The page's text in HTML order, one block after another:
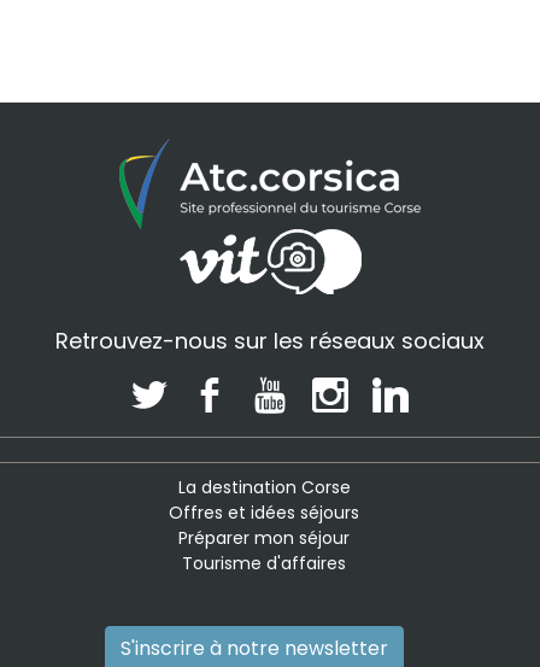
Retrouvez-nous sur les réseaux sociaux
La destination Corse
Offres et idées séjours
Préparer mon séjour
Tourisme d'affaires
S'inscrire à notre newsletter